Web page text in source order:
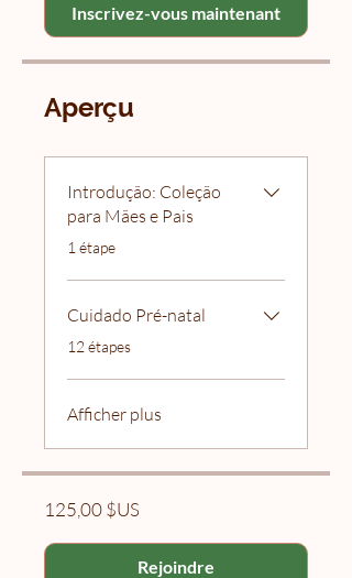
Inscrivez-vous maintenant
Aperçu
Introdução: Coleção
para Mães e Pais
.1 étape
Cuidado Pré-natal
.12 étapes
Afficher plus
125,00 $US
Rejoindre